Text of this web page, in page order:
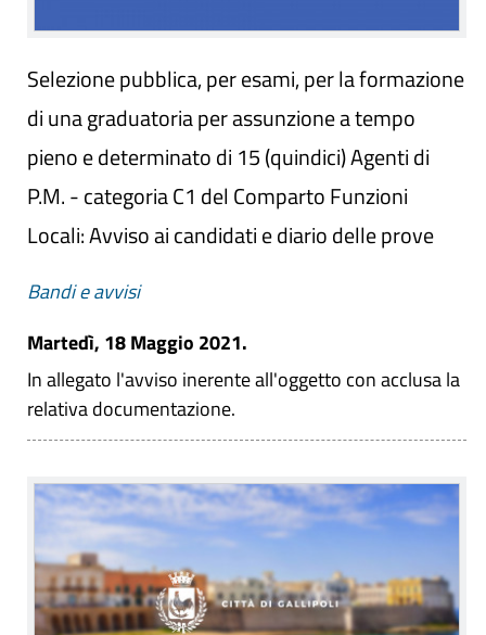
Selezione pubblica, per esami, per la formazione
di una graduatoria per assunzione a tempo
pieno e determinato di 15 (quindici) Agenti di
P.M. - categoria C1 del Comparto Funzioni
Locali: Avviso ai candidati e diario delle prove
Bandi e avvisi
Martedì, 18 Maggio 2021.
In allegato l'avviso inerente all'oggetto con acclusa la
relativa documentazione.